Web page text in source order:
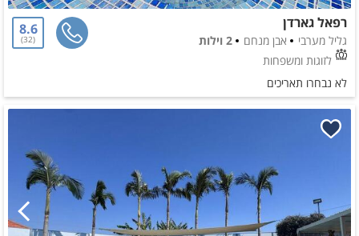
רפאל גארדן
גליל מערבי אבן מנחם
2 וילות
לזוגות ומשפחות
8.6
32
לא נבחרו תאריכים